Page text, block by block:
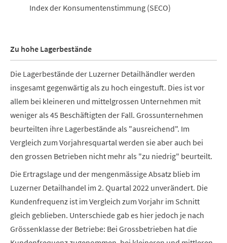
Index der Konsumentenstimmung (SECO)
Zu hohe Lagerbestände
Die Lagerbestände der Luzerner Detailhändler werden
insgesamt gegenwärtig als zu hoch eingestuft. Dies ist vor
allem bei kleineren und mittelgrossen Unternehmen mit
weniger als 45 Beschäftigten der Fall. Grossunternehmen
beurteilten ihre Lagerbestände als "ausreichend". Im
Vergleich zum Vorjahresquartal werden sie aber auch bei
den grossen Betrieben nicht mehr als "zu niedrig" beurteilt.
Die Ertragslage und der mengenmässige Absatz blieb im
Luzerner Detailhandel im 2. Quartal 2022 unverändert. Die
Kundenfrequenz ist im Vergleich zum Vorjahr im Schnitt
gleich geblieben. Unterschiede gab es hier jedoch je nach
Grössenklasse der Betriebe: Bei Grossbetrieben hat die